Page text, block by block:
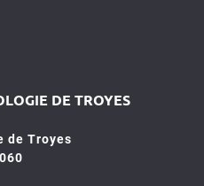
DE TROYES
de Troyes